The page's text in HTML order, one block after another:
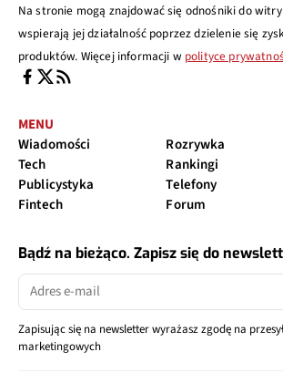
Na stronie mogą znajdować się odnośniki do
wspierają jej działalność poprzez dzielenie się
produktów. Więcej informacji w polityce
MENU
Wiadomości
Tech
Publicystyka
Fintech
Rozrywka
Rankingi
Telefony
Forum
Bądź na bieżąco. Zapisz się do
Zapisując się na newsletter wyrażasz zgodę na
marketingowych